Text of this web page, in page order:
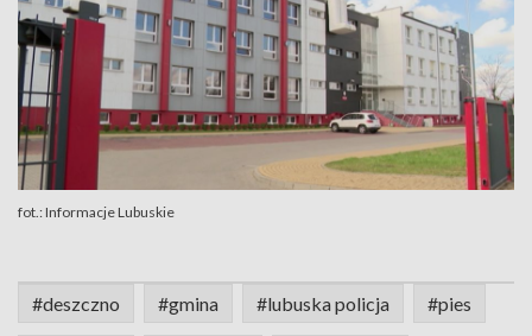
fot.: Informacje Lubuskie
#deszczno #gmina #lubuska policja #pies